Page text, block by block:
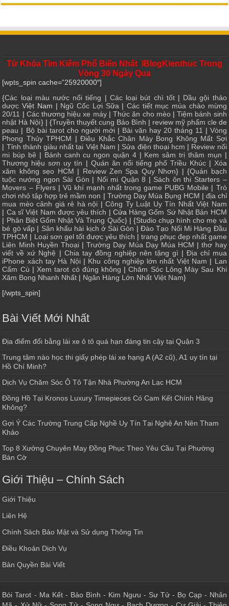
Từ Khóa Tìm Kiếm Phổ Biến Nhất IBlogKienthuc Trong
Vòng 30 Ngày Qua
[wpts_spin cache=”25920000″]
{Các loại màu nước nổi tiếng | Các loại bút chì tốt| Dầu gội thảo
dược Việt Nam | Ngũ Cốc Lợi Sữa | Các tiết mục múa chào mừng
20/11 | Các thương hiệu xe máy|Thức ăn cho mèo|Tiệm bánh sinh
nhật Hà Nội} | {Truyền thuyết cung Bảo Bình | review mỹ phẩm cle de
peau | Bộ bài tarot cho người mới| Bài văn hay 20 tháng 11 | Vòng
Phong Thủy TPHCM |Điêu Khắc Chân Mày Bong Không Mất Sợi
| Tỉnh thành giàu nhất tại Việt Nam | Sửa điện thoại hcm | Review nối
mi búp bê | Bánh canh cu ngon quận 4| Kem sâm trị thâm mụn |
Thương hiệu sơn uy tín | Quán ăn nổi tiếng phố Triều Khúc| Xóa
xăm không sẹo HCM | Review Zen Spa Quy Nhơn} | {Quán bạch
tuộc nướng ngon Sài Gòn | Nối mi Quận 8 | Sách ôn thi Starters –
Movers – Flyers| Vũ khí mạnh nhất trong game PUBG Mobile | Trò
chơi nhỏ tập hợp trẻ mầm non | Trường Dạy Múa Bụng HCM | địa chỉ
mua mèo cảnh giá rẻ hà nội |Công Ty Luật Uy Tín Nhất Việt Nam
| Ca sĩ Việt Nam được yêu thích | Cửa Hàng Gốm Sứ Nhật Bản HCM
| Phân Biệt Gốm Nhật Và Trung Quốc} | {Studio chụp hình cho mẹ và
bé gò vấp | Sân khấu hài kịch ở Sài Gòn |Đào Tạo Nối Mi Hàng Đầu
TPHCM | Loại sơn gel tốt được yêu thích | trang phục đẹp nhất game
Liên Minh Huyền Thoại|Trường Dạy Múa Dạy Múa HCM |thơ hay
viết về xứ Nghệ | Chia tay đồng nghiệp nên tặng gì | Địa chỉ mua
iPhone xách tay Hà Nội| Khu công nghiệp lớn nhất Việt Nam | Lan
Cẩm Cù | Xem tarot có đúng không |Chăm Sóc Lông Mày Sau Khi
Xăm Bong Nhanh Nhất | Ngân Hàng Lớn Nhất Việt Nam}
[/wpts_spin]
Bài Viết Mới Nhất
Địa điểm đổi bằng lái xe ô tô quá hạn đáng tin cậy tại Quận 3
Trung tâm nào học thi giấy phép lái xe hạng A (A2 cũ), A1 uy tín tại
Hồ Chí Minh?
Dịch Vụ Chăm Sóc Ô Tô Tận Nhà Phường An Lạc HCM
Đồng Hồ Tại Kronos Luxury Timepieces Có Cam Kết Chính Hãng
Không?
Gợi Ý Các Trường Trung Cấp Nghề Uy Tín Tại Nghệ An Nên Tham
Khảo
Top 8 Xưởng Chuyên May Đồng Phục Theo Yêu Cầu Tại Phường
Bàn Cờ
Giới Thiệu – Chính Sách
Giới Thiệu
Liên Hệ
Chính Sách Bảo Mật và Sử dụng Thông Tin
Điều Khoản Dịch Vụ
Bản Quyền Bài Viết
Bói Tarot - Ma Kết- Bảo Bình - Kim Ngưu - Sư Tử- Bọ Cạp- Nhân